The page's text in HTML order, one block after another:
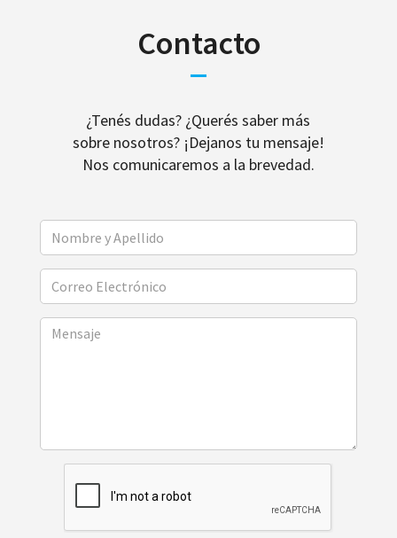
Contacto
¿Tenés dudas? ¿Querés saber más
sobre nosotros? ¡Dejanos tu mensaje!
Nos comunicaremos a la brevedad.